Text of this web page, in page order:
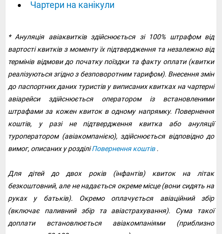
Чартери на канікули
* Ануляція авіаквитків здійснюється зі 100% штрафом від
вартості квитків з моменту їх підтвердження та незалежно від
термінів відмови до початку поїздки та факту оплати (квитки
реалізуються згідно з безповоротним тарифом). Внесення змін
до паспортних даних туристів у виписаних квитках на чартерні
авіарейси здійснюється оператором із встановленими
штрафами за кожен квиток в одному напрямку. Повернення
коштів, у разі не підтвердження квитка або ануляції
туроператором (авіакомпанією), здійснюється відповідно до
вимог, описаних у розділіПовернення коштів.
Для дітей до двох років (інфантів) квиток на літак
безкоштовний, але не надається окреме місце (вони сидять на
руках у батьків). Окремо оплачується авіаційний збір
(включає паливний збір та авіастрахування). Сума такої
доплати встановлюється авіакомпаніями (приблизно